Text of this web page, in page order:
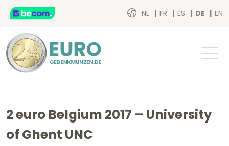
NL FR ES DE EN
2 euro Belgium 2017 – University
of Ghent UNC